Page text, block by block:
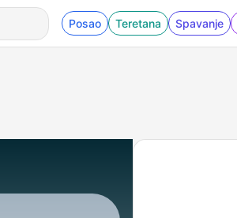
Posao Teretana Spavanje